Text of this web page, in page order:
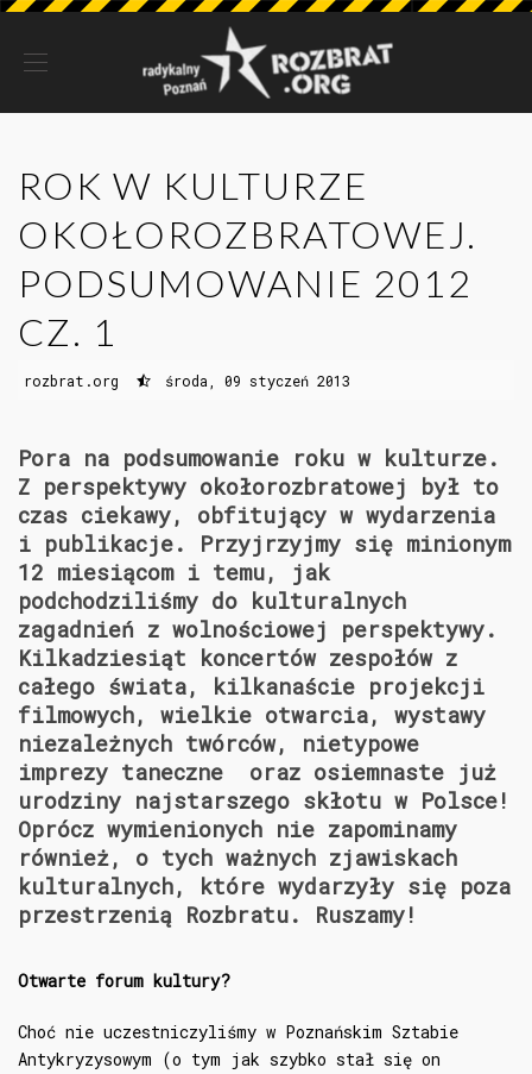
ROK W KULTURZE
OKOŁOROZBRATOWEJ.
PODSUMOWANIE 2012
CZ. 1
rozbrat.org środa, 09 styczeń 2013
Pora na podsumowanie roku w kulturze.
Z perspektywy okołorozbratowej był to
czas ciekawy, obfitujący w wydarzenia
i publikacje. Przyjrzyjmy się minionym
12 miesiącom i temu, jak
podchodziliśmy do kulturalnych
zagadnień z wolnościowej perspektywy.
Kilkadziesiąt koncertów zespołów z
całego świata, kilkanaście projekcji
filmowych, wielkie otwarcia, wystawy
niezależnych twórców, nietypowe
imprezy taneczne oraz osiemnaste już
urodziny najstarszego skłotu w Polsce!
Oprócz wymienionych nie zapominamy
również, o tych ważnych zjawiskach
kulturalnych, które wydarzyły się poza
przestrzenią Rozbratu. Ruszamy!
Otwarte forum kultury?
Choć nie uczestniczyliśmy w Poznańskim Sztabie
Antykryzysowym (o tym jak szybko stał się on